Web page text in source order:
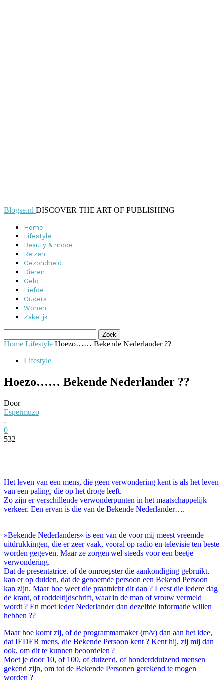
Blogse.nl DISCOVER THE ART OF PUBLISHING
Home
Lifestyle
Beauty & mode
Reizen
Gezondheid
Dieren
Geld
Liefde
Ouders
Wonen
Zakelijk
Home Lifestyle Hoezo…… Bekende Nederlander ??
Lifestyle
Hoezo…… Bekende Nederlander ??
Door
Espermuzo
-
0
532
Het leven van een mens, die geen verwondering kent is als het leven
van een paling, die op het droge leeft.
Zo zijn er verschillende verwonderpunten in het maatschappelijk
verkeer. Een ervan is die van de Bekende Nederlander….
»Bekende Nederlanders« is een van de voor mij meest vreemde
uitdrukkingen, die er zeer vaak, vooral op radio en televisie ten beste
worden gegeven. Maar ze zorgen wel steeds voor een beetje
verwondering.
Dat de presentatrice, of de omroepster die aankondiging gebruikt,
kan er op duiden, dat de genoemde persoon een Bekend Persoon
kan zijn. Maar hoe weet die praatnicht dit dan ? Leest die iedere dag
de krant, of roddeltijdschrift, waar in de man of vrouw vermeld
wordt ? En moet ieder Nederlander dan dezelfde informatie willen
hebben ??
Maar hoe komt zij, of de programmamaker (m/v) dan aan het idee,
dat IEDER mens, die Bekende Persoon kent ? Kent hij, zij mij dan
ook, om dit te kunnen beoordelen ?
Moet je door 10, of 100, of duizend, of honderdduizend mensen
gekend zijn, om tot de Bekende Personen gerekend te mogen
worden ?